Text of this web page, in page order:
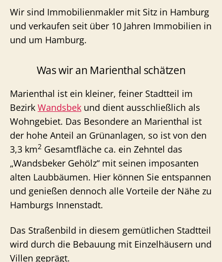
Wir sind Immobilienmakler mit Sitz in Hamburg
und verkaufen seit über 10 Jahren Immobilien in
und um Hamburg.
Was wir an Marienthal schätzen
Marienthal ist ein kleiner, feiner Stadtteil im
Bezirk Wandsbek und dient ausschließlich als
Wohngebiet. Das Besondere an Marienthal ist
der hohe Anteil an Grünanlagen, so ist von den
3,3 km2 Gesamtfläche ca. ein Zehntel das
„Wandsbeker Gehölz“ mit seinen imposanten
alten Laubbäumen. Hier können Sie entspannen
und genießen dennoch alle Vorteile der Nähe zu
Hamburgs Innenstadt.
Das Straßenbild in diesem gemütlichen Stadtteil
wird durch die Bebauung mit Einzelhäusern und
Villen geprägt.